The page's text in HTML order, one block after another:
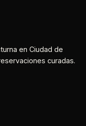
en Ciudad de
curadas.